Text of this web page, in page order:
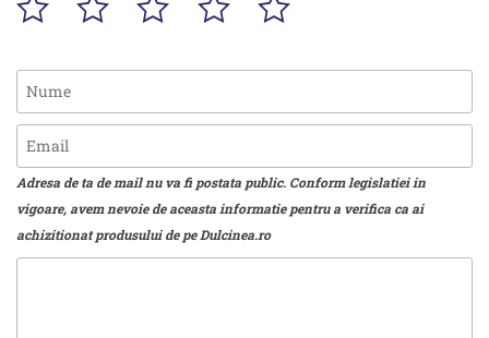
Adresa de ta de mail nu va fi postata public. Conform legislatiei in
vigoare, avem nevoie de aceasta informatie pentru a verifica ca ai
achizitionat produsului de pe Dulcinea.ro